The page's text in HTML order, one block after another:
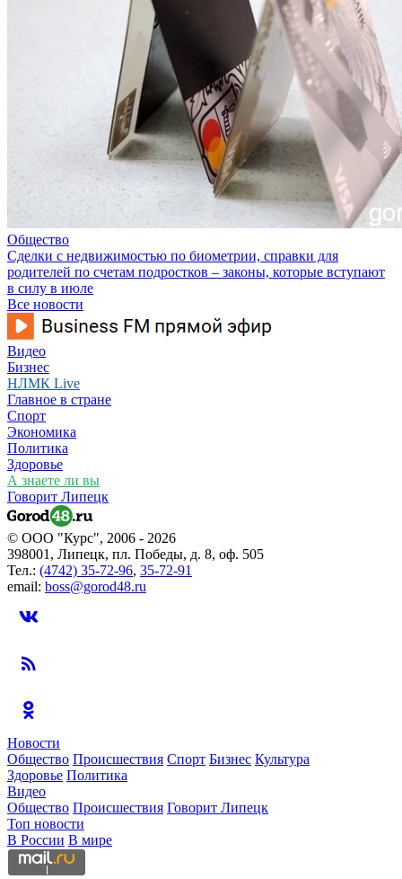
Общество
Сделки с недвижимостью по биометрии, справки для
родителей по счетам подростков – законы, которые вступают
в силу в июле
Все новости
Видео
Бизнес
НЛМК Live
Главное в стране
Спорт
Экономика
Политика
Здоровье
А знаете ли вы
Говорит Липецк
© ООО "Курс", 2006 - 2026
398001, Липецк, пл. Победы, д. 8, оф. 505
Тел.: (4742) 35-72-96, 35-72-91
email: boss@gorod48.ru
Новости
Общество Происшествия Спорт Бизнес Культура
Здоровье Политика
Видео
Общество Происшествия Говорит Липецк
Топ новости
В России В мире